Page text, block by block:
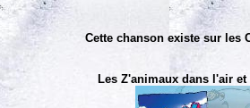
Cette chanson existe sur les
Les Z'animaux dans l'air et